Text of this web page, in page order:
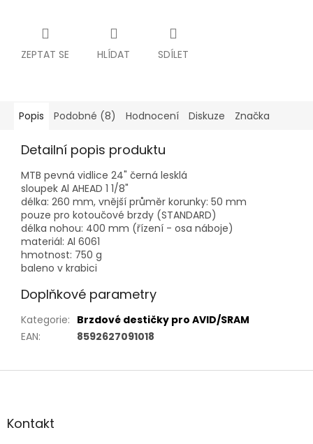
ZEPTAT SE HLÍDAT SDÍLET
Popis Podobné (8) Hodnocení Diskuze Značka
Detailní popis produktu
MTB pevná vidlice 24" černá lesklá
sloupek Al AHEAD 1 1/8"
délka: 260 mm, vnější průměr korunky: 50 mm
pouze pro kotoučové brzdy (STANDARD)
délka nohou: 400 mm (řízení - osa náboje)
materiál: Al 6061
hmotnost: 750 g
baleno v krabici
Doplňkové parametry
Kategorie: Brzdové destičky pro AVID/SRAM
EAN: 8592627091018
Z
aKontakt